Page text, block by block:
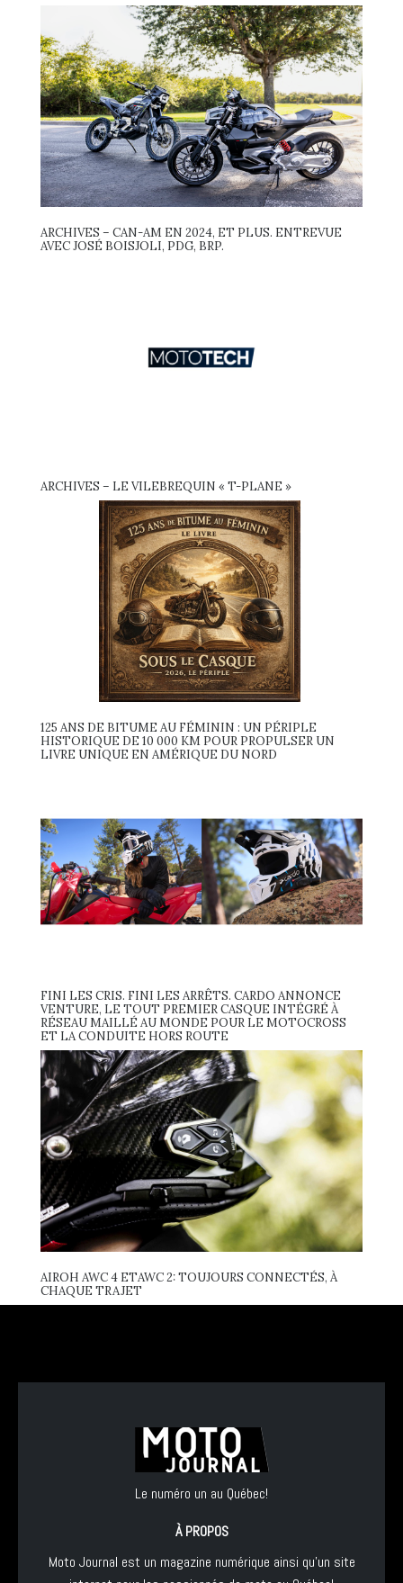
ARCHIVES – CAN-AM EN 2024, ET PLUS. ENTREVUE
AVEC JOSÉ BOISJOLI, PDG, BRP.
ARCHIVES – LE VILEBREQUIN « T-PLANE »
125 ANS DE BITUME AU FÉMININ : UN PÉRIPLE
HISTORIQUE DE 10 000 KM POUR PROPULSER UN
LIVRE UNIQUE EN AMÉRIQUE DU NORD
FINI LES CRIS. FINI LES ARRÊTS. CARDO ANNONCE
VENTURE, LE TOUT PREMIER CASQUE INTÉGRÉ À
RÉSEAU MAILLÉ AU MONDE POUR LE MOTOCROSS
ET LA CONDUITE HORS ROUTE
AIROH AWC 4 ETAWC 2: TOUJOURS CONNECTÉS, À
CHAQUE TRAJET
Le numéro un au Québec!
À PROPOS
Moto Journal est un magazine numérique ainsi qu'un site